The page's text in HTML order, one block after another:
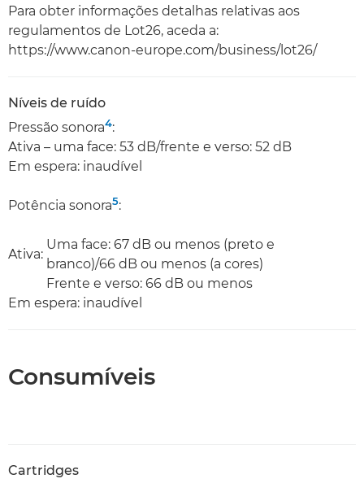
Para obter informações detalhas relativas aos
regulamentos de Lot26, aceda a:
https://www.canon-europe.com/business/lot26/
Níveis de ruído
Pressão sonora4:
Ativa – uma face: 53 dB/frente e verso: 52 dB
Em espera: inaudível
Potência sonora5:
Ativa:
Uma face: 67 dB ou menos (preto e
branco)/66 dB ou menos (a cores)
Frente e verso: 66 dB ou menos
Em espera: inaudível
Consumíveis
Cartridges